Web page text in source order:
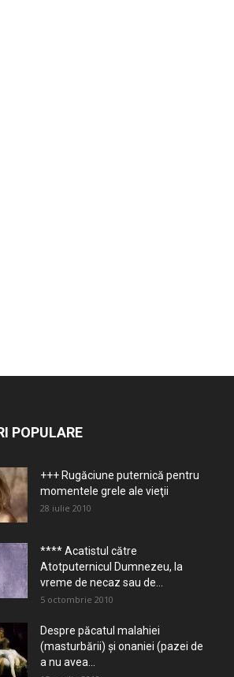
POPULARE
+++ Rugăciune puternică pentru
momentele grele ale vieţii
28 iulie 2010
**** Acatistul către
Atotputernicul Dumnezeu, la
vreme de necaz sau de...
5 octombrie 2010
Despre păcatul malahiei
(masturbării) şi onaniei (pazei de
a nu avea...